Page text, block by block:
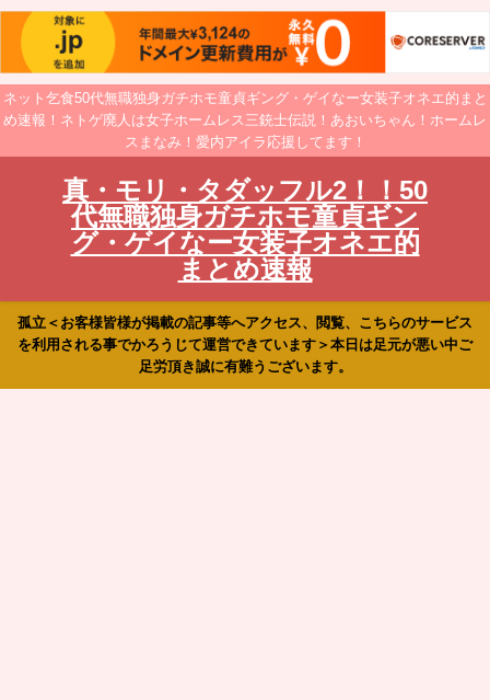
ネット乞食50代無職独身ガチホモ童貞ギング・ゲイなー女装子オネエ的まと
め速報！ネトゲ廃人は女子ホームレス三銃士伝説！あおいちゃん！ホームレ
スまなみ！愛内アイラ応援してます！
真・モリ・タダッフル2！！50
代無職独身ガチホモ童貞ギン
グ・ゲイなー女装子オネエ的
まとめ速報
孤立＜お客様皆様が掲載の記事等へアクセス、閲覧、こちらのサービス
を利用される事でかろうじて運営できています＞本日は足元が悪い中ご
足労頂き誠に有難うございます。